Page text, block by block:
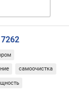
самоочистка